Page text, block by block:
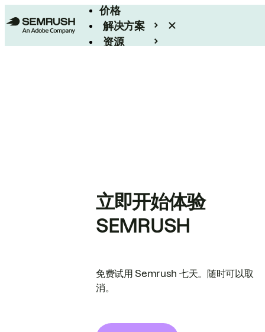
价格
解决方案
资源
立即开始体验
SEMRUSH
免费试用 Semrush 七天。随时可以取
消。